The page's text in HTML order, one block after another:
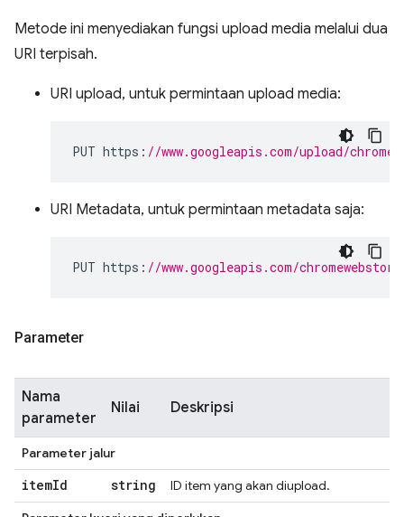
Metode ini menyediakan fungsi upload media melalui dua
URI terpisah.
URI upload, untuk permintaan upload media:
PUT https : //www.googleapis.com/upload/
URI Metadata, untuk permintaan metadata saja:
PUT https : //www.googleapis.com/
Parameter
Nama
parameter
Nilai Deskripsi
Parameter jalur
itemId string
ID item yang akan diupload.